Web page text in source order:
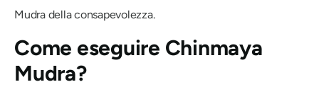
Mudradella consapevolezza.
Come eseguire Chinmaya
Mudra?